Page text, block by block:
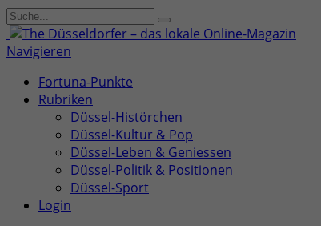
Navigieren
Fortuna-Punkte
Rubriken
Düssel-Histörchen
Düssel-Kultur & Pop
Düssel-Leben & Geniessen
Düssel-Politik & Positionen
Düssel-Sport
Login